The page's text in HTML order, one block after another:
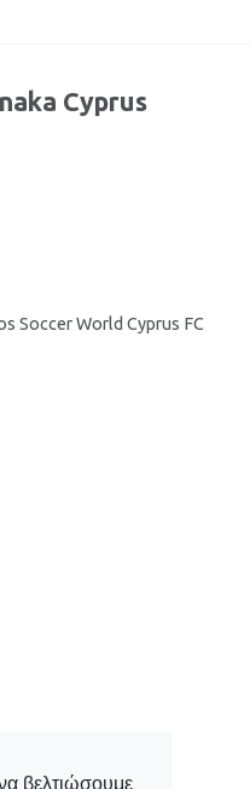
βελτιώσουμε
Cyprus
Soccer World Cyprus FC